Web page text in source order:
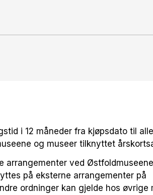
i 12 måneder fra kjøpsdato til alle
og museer tilknyttet
arrangementer ved
på eksterne arrangementer på
ordninger kan gjelde hos øvrige